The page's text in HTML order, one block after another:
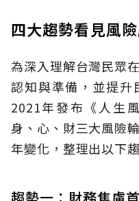
四大趨勢看見風
為深入理解台灣民眾
認知與準備，並提升
2021年發布《人生
身、心、財三大風險
年變化，整理出以下